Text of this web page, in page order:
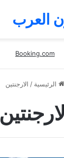
العرب
Booking.com
الرئيسية / الارجنتين